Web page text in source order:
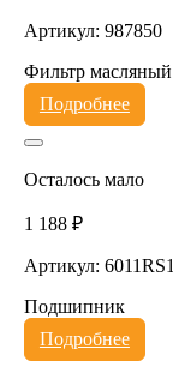
Артикул: 987850
Фильтр масляный
Подробнее
Осталось мало
1 188 ₽
Артикул: 6011RS1
Подшипник
Подробнее